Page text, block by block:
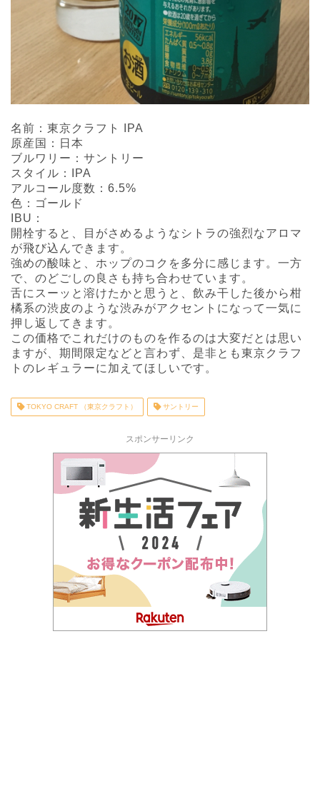
名前：東京クラフト IPA
原産国：日本
ブルワリー：サントリー
スタイル：IPA
アルコール度数：6.5%
色：ゴールド
IBU：
開栓すると、目がさめるようなシトラの強烈なアロマ
が飛び込んできます。
強めの酸味と、ホップのコクを多分に感じます。一方
で、のどごしの良さも持ち合わせています。
舌にスーッと溶けたかと思うと、飲み干した後から柑
橘系の渋皮のような渋みがアクセントになって一気に
押し返してきます。
この価格でこれだけのものを作るのは大変だとは思い
ますが、期間限定などと言わず、是非とも東京クラフ
トのレギュラーに加えてほしいです。
TOKYO CRAFT （東京クラフト） サントリー
スポンサーリンク